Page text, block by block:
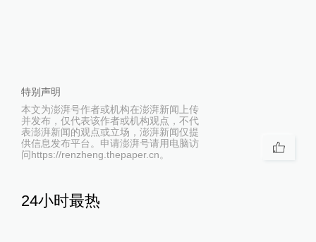
特别声明
本文为澎湃号作者或机构在澎湃新闻上传
并发布，仅代表该作者或机构观点，不代
表澎湃新闻的观点或立场，澎湃新闻仅提
供信息发布平台。申请澎湃号请用电脑访
问https://renzheng.thepaper.cn。
24小时最热